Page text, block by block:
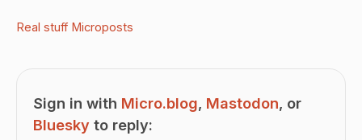
Real stuff Microposts
Sign in with Micro.blog, Mastodon, or
Bluesky to reply: